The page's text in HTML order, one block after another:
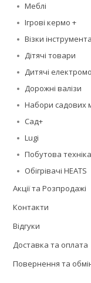
Меблі
Ігрові кермо +
Візки
Дітячі товари
Дитячі
Дорожні валізи
Набори садових
Сад+
Lugi
Побутова техніка
Обігрівачі HEATS
Акції та Розпродажі
Контакти
Відгуки
Доставка та оплата
Повернення та